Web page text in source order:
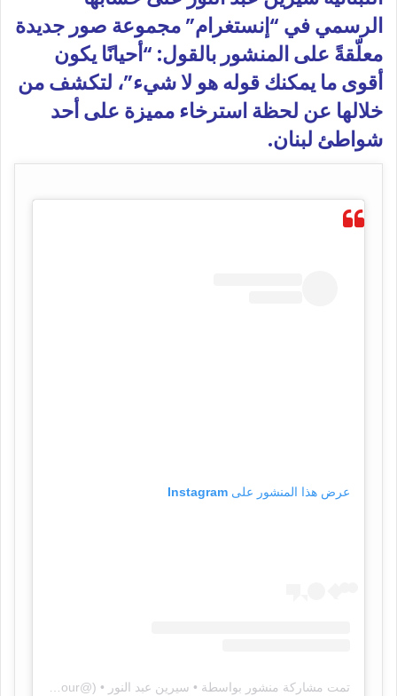
الرسمي في “إنستغرام” مجموعة صور جديدة
معلّقةً على المنشور بالقول: “أحيانًا يكون
أقوى ما يمكنك قوله هو لا شيء”، لتكشف من
خلالها عن لحظة استرخاء مميزة على أحد
شواطئ لبنان.
عرض هذا المنشور على Instagram
تمت مشاركة منشور بواسطة ‏‎• سيرين عبد النور •‎‏ (@‏‎cyrineanour‎‏)